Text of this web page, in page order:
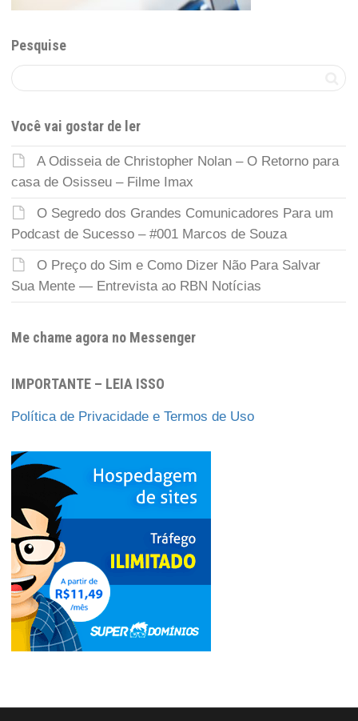
Pesquise
Você vai gostar de ler
A Odisseia de Christopher Nolan – O Retorno para
casa de Osisseu – Filme Imax
O Segredo dos Grandes Comunicadores Para um
Podcast de Sucesso – #001 Marcos de Souza
O Preço do Sim e Como Dizer Não Para Salvar
Sua Mente — Entrevista ao RBN Notícias
Me chame agora no Messenger
IMPORTANTE – LEIA ISSO
Política de Privacidade e Termos de Uso